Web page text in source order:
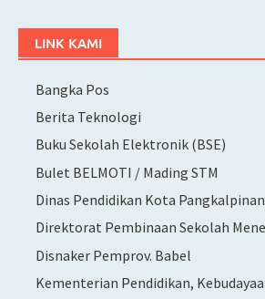
LINK KAMI
Bangka Pos
Berita Teknologi
Buku Sekolah Elektronik (BSE)
Bulet BELMOTI / Mading STM
Dinas Pendidikan Kota
Direktorat Pembinaan Sekolah
Disnaker Pemprov. Babel
Kementerian Pendidikan,